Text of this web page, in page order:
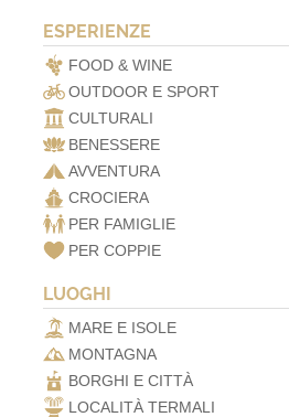
ESPERIENZE
FOOD & WINE
OUTDOOR E SPORT
CULTURALI
BENESSERE
AVVENTURA
CROCIERA
PER FAMIGLIE
PER COPPIE
LUOGHI
MARE E ISOLE
MONTAGNA
BORGHI E CITTÀ
LOCALITÀ TERMALI